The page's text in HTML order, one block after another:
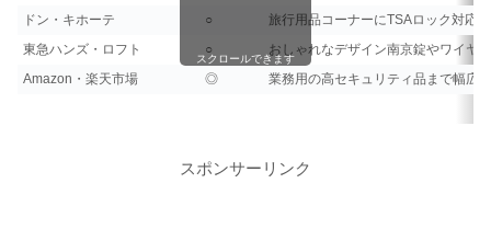
ドン・キホーテ
○
旅行用品コーナーにTSAロック対応
東急ハンズ・ロフト
○
おしゃれなデザイン南京錠やワイヤ
Amazon・楽天市場
◎ 業務用の高セキュリティ品まで幅広
スクロールできます
スポンサーリンク